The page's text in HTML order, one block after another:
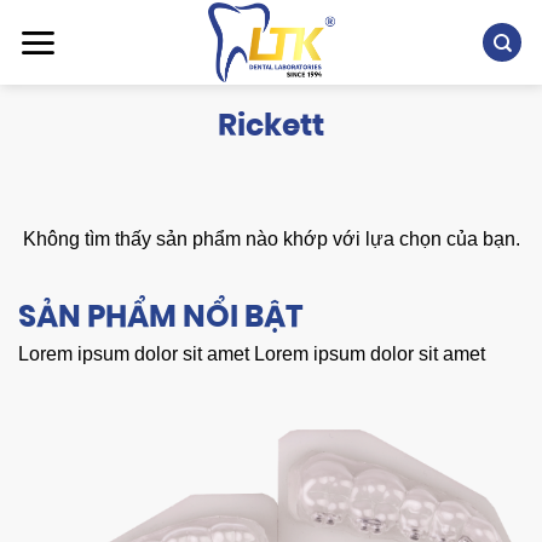
đến
Rickett
Không tìm thấy sản phẩm nào khớp với lựa chọn của bạn.
SẢN PHẨM NỔI BẬT
Lorem ipsum dolor sit amet Lorem ipsum dolor sit amet